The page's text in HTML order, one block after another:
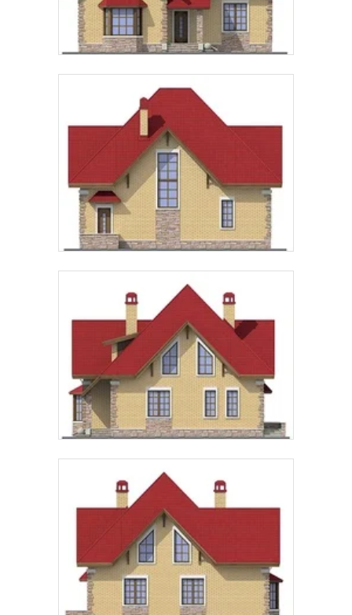
Предпочтительный способ связи:
Звонок
Telegram
Даюсогласие на обработку персональных данных
подтверждаю, что ознакомлен(а) сполитикой
обработки персональных данных.
Рассчитать стоимость